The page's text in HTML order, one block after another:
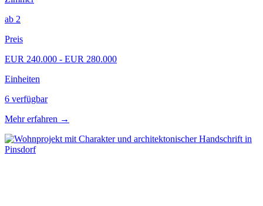
ab 2
Preis
EUR 240.000 - EUR 280.000
Einheiten
6 verfügbar
Mehr erfahren →